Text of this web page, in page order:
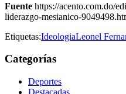
Fuente https://acento.com.do/
liderazgo-mesianico-
Etiquetas:IdeologiaLeonel
Categorías
Deportes
Destacadas